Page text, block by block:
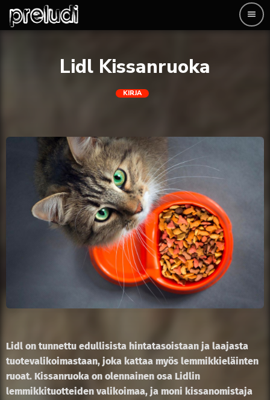
menu
Lidl Kissanruoka
KIRJA
Lidl on tunnettu edullisista hintatasoistaan ja laajasta
tuotevalikoimastaan, joka kattaa myös lemmikkieläinten
ruoat. Kissanruoka on olennainen osa Lidlin
lemmikkituotteiden valikoimaa, ja moni kissanomistaja